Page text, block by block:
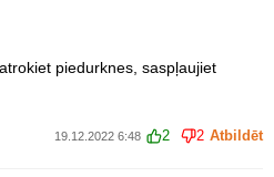
piedurknes, saspļaujiet
19.12.2022 6:48 2 2 Atbildēt